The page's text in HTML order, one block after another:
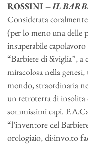
ROSSINI –IL
Considerata
(per lo meno una delle
insuperabile
“Barbiere di Siviglia”, a
miracolosa nella
mondo, straordinaria
un retroterra di insolita
sommissimi capi.
“l’inventore del
orologiaio, disinvolto